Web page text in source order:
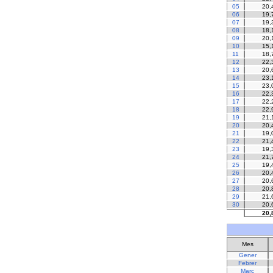
05
06
07
08
09
10
11
12
13
14
15
16
17
18
19
20
21
22
23
24
25
26
27
28
29
30
Mes
Gener
Febrer
Març